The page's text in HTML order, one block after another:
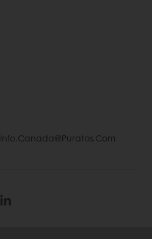
Info.canada@puratos.com